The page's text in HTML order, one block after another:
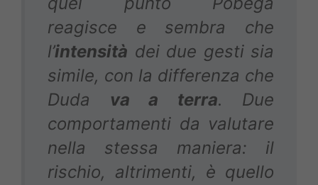
reagisce e sembra che
l’intensità dei due gesti sia
simile, con la differenza che
Duda va a terra. Due
comportamenti da valutare
nella stessa maniera: il
rischio, altrimenti, è quello